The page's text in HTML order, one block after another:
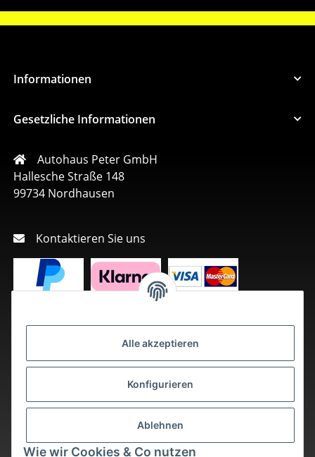
Alle akzeptieren
Konfigurieren
Ablehnen
Wie wir Cookies & Co nutzen
Informationen
Gesetzliche Informationen
Autohaus Peter GmbH
Hallesche Straße 148
99734 Nordhausen
Kontaktieren Sie uns